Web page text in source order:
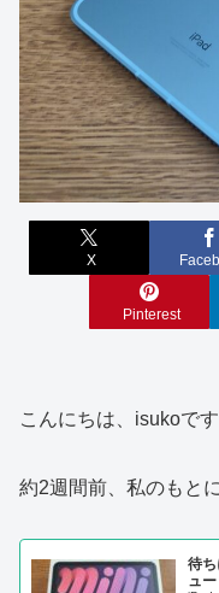
X
Pinterest
こんにちは、isukoです
約2週間前、私のもと
待
ュー